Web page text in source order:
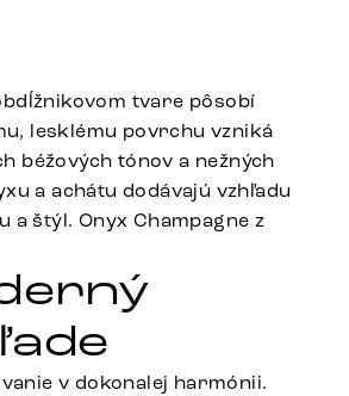
tvare pôsobí
lesklému povrchu vzniká
béžových tónov a nežných
a achátu dodávajú vzhľadu
štýl. Onyx Champagne z
v dokonalej harmónii.